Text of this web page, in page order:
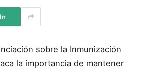
sobre la Inmunización
la importancia de mantener